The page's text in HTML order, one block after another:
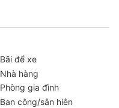
Bãi để xe
Nhà hàng
Phòng gia đình
Ban công/sân hiên